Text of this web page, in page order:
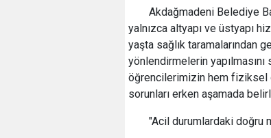
Akdağmadeni Belediye
yalnızca altyapı ve üstyapı
yaşta sağlık taramalarından
yönlendirmelerin
öğrencilerimizin hem fiziksel
sorunları erken aşamada
"Acil durumlardaki doğru